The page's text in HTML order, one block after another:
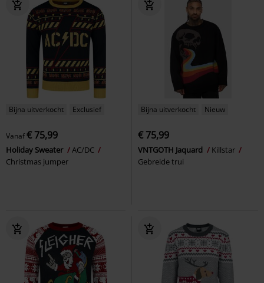
Bijna uitverkocht Exclusief
Vanaf€ 75,99
Holiday Sweater
AC/DC
Christmas jumper
Bijna uitverkocht Nieuw
€ 75,99
VNTGOTH Jaquard
Killstar
Gebreide trui